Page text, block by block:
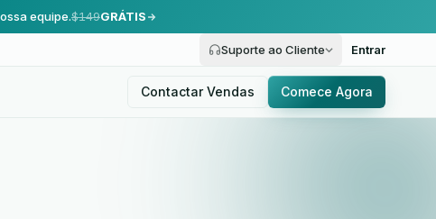
equipe.$149GRÁTIS
Suporte ao Cliente Entrar
Contactar Vendas Comece Agora